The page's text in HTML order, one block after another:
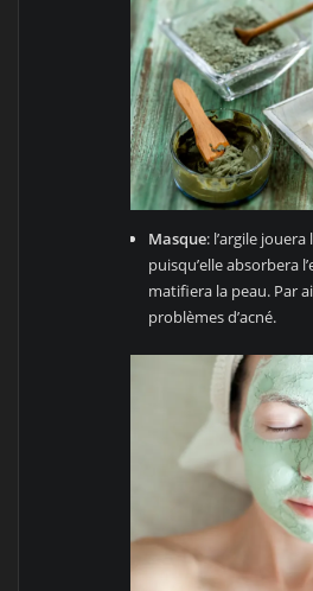
Masque: l’argile jouera
puisqu’elle absorbera
matifiera la peau. Par
problèmes d’acné.